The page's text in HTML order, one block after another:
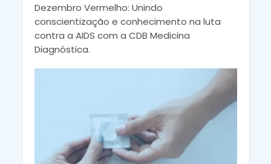
Dezembro Vermelho: Unindo
conscientização e conhecimento na luta
contra a AIDS com a CDB Medicina
Diagnóstica.